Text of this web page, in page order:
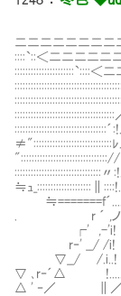
二二二二二二
::::`::＜二二二二二
::::::::::::::::::::::`::::
≠":::::::::::::::::::::::::::::
≒ｭ
. r ´ ,ノ...ﾔ
┌' ,-'i! .....
r‐' __/ /i!
▽__/ /.i..!
▽ ､r‐´△ !.......
△ ' ‐／ ∥／:ﾚ: : :